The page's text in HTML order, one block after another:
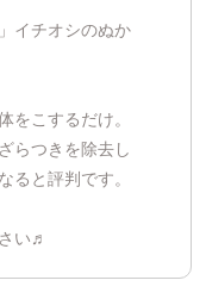
イチオシのぬか
をこするだけ。
らつきを除去し
ると評判です。
い♬